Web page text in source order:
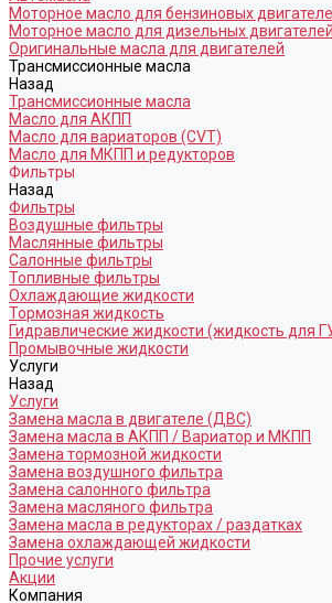
Моторное масло для бензиновых
Моторное масло для дизельных двигателей
Оригинальные масла для двигателей
Трансмиссионные масла
Назад
Трансмиссионные масла
Масло для АКПП
Масло для вариаторов (CVT)
Масло для МКПП и редукторов
Фильтры
Назад
Фильтры
Воздушные фильтры
Маслянные фильтры
Салонные фильтры
Топливные фильтры
Охлаждающие жидкости
Тормозная жидкость
Гидравлические жидкости (жидкость для
Промывочные жидкости
Услуги
Назад
Услуги
Замена масла в двигателе (ДВС)
Замена масла в АКПП / Вариатор и МКПП
Замена тормозной жидкости
Замена воздушного фильтра
Замена салонного фильтра
Замена масляного фильтра
Замена масла в редукторах / раздатках
Замена охлаждающей жидкости
Прочие услуги
Акции
Компания